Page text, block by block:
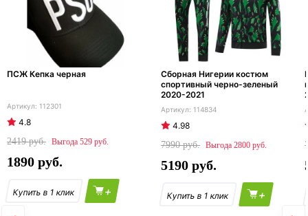
ПСЖ Кепка черная
112301
4.8
2419
529
1890
+
Сборная Нигерии костюм
спортивный черно-зеленый
2020-2021
114834
4.98
7990
2800
5190
+